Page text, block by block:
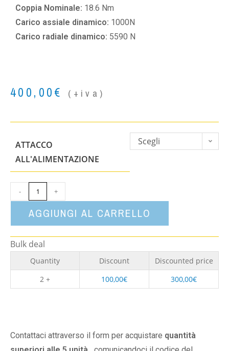
Coppia Nominale: 18.6 Nm
Carico assiale dinamico: 1000N
Carico radiale dinamico: 5590 N
400,00€ (+iva)
ATTACCO
ALL'ALIMENTAZIONE
Scegli
- +
AGGIUNGI AL CARRELLO
Bulk deal
Quantity Discount
Discounted price
2 +
100,00€ 300,00€
Contattaci attraverso il form per acquistare quantità